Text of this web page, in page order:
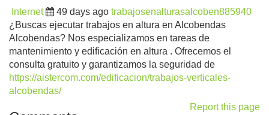
Internet 49 days ago trabajosenalturasalcoben885940
¿Buscas ejecutar trabajos en altura en Alcobendas
Alcobendas? Nos especializamos en tareas de
mantenimiento y edificación en altura . Ofrecemos el
consulta gratuito y garantizamos la seguridad de
https://aistercom.com/edificacion/trabajos-verticales-
alcobendas/
Report this page